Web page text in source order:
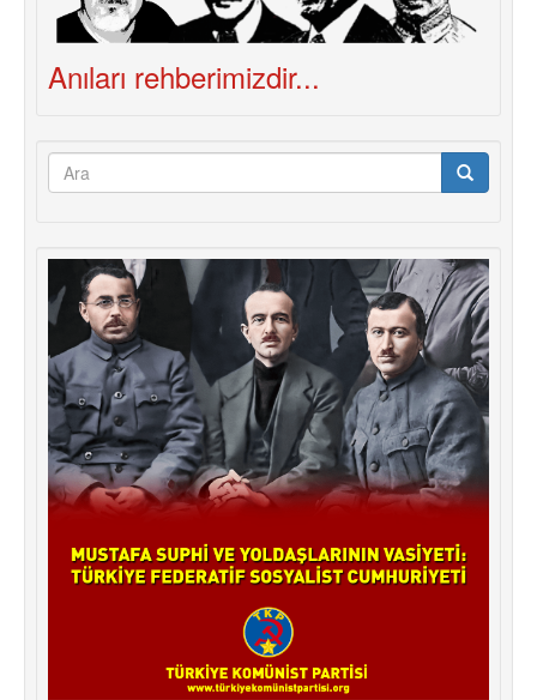
Anıları rehberimizdir...
Arama